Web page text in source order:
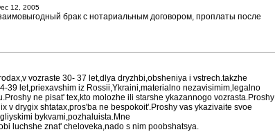
12, 2005
брак с нотариальным договором, проплаты после
vozraste 30- 37 let,dlya dryzhbi,obsheniya i vstrech.takzhe
39 let,priexavshim iz Rossii,Ykraini,materialno nezavisimim,legalno
ne pisat' tex,kto molozhe ili starshe ykazannogo vozrasta.Proshy
v drygix shtatax,pros'ba ne bespokoit'.Proshy vas ykazivaite svoe
bykvami,pozhaluista.Mne
luchshe znat' cheloveka,nado s nim poobshatsya.